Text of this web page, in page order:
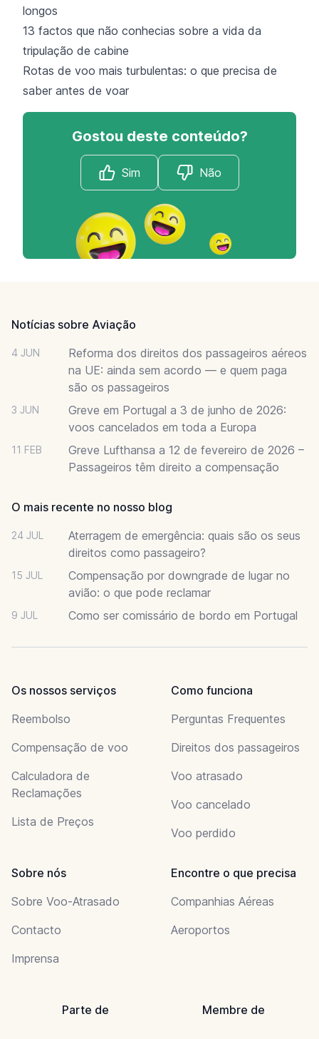
longos
13 factos que não conhecias sobre a vida da
tripulação de cabine
Rotas de voo mais turbulentas: o que precisa de
saber antes de voar
Gostou deste conteúdo?
Sim Não
Notícias sobre Aviação
4 JUN
Reforma dos direitos dos passageiros aéreos
na UE: ainda sem acordo — e quem paga
são os passageiros
3 JUN
Greve em Portugal a 3 de junho de 2026:
voos cancelados em toda a Europa
11 FEB
Greve Lufthansa a 12 de fevereiro de 2026 –
Passageiros têm direito a compensação
O mais recente no nosso blog
24 JUL
Aterragem de emergência: quais são os seus
direitos como passageiro?
15 JUL
Compensação por downgrade de lugar no
avião: o que pode reclamar
9 JUL Como ser comissário de bordo em Portugal
Os nossos serviços
Reembolso
Compensação de voo
Calculadora de
Reclamações
Lista de Preços
Como funciona
Perguntas Frequentes
Direitos dos passageiros
Voo atrasado
Voo cancelado
Voo perdido
Sobre nós
Sobre Voo-Atrasado
Contacto
Imprensa
Encontre o que precisa
Companhias Aéreas
Aeroportos
Parte de Membre de